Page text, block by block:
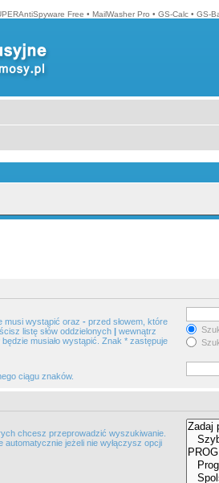
Free • MailWasher Pro • GS-Calc • GS-
musi wystąpić oraz - przed słowem, które
listę słów oddzielonych | wewnątrz
musiało wystąpić. Znak * zastępuje
ciągu znaków.
chcesz przeprowadzić wyszukiwanie.
jeżeli nie wyłączysz opcji